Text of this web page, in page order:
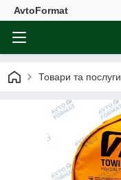
AvtoFormat
Товари та послуги